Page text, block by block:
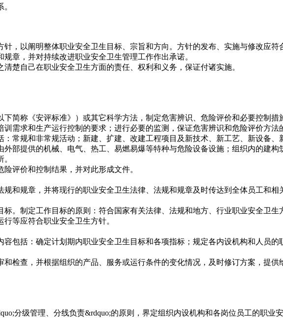
，以阐明整体职业安全卫生目标、宗旨和方向。方针的发布、实施与修改应符
章，并对持续改进职业安全卫生管理工作作出承诺。
楚自己在职业安全卫生方面的责任、权利和义务，保证付诸实施。
简称《安评标准》）或其它科学方法，制定危害辨识、危险评价和必要控制
需求和生产运行控制的要求；进行必要的监测，保证危害辨识和危险评价方法
常规和非常规活动；新建、扩建、改建工程项目及新技术、新工艺、新设备
部提供的机械、电气、热工、易燃易爆等特种与危险设备设施；组织内的建
评价和控制结果，并对此形成文件。
和规章，并将现行的职业安全卫生法律、法规和规章及时传达到全体员工和相
。制定工作目标的原则：符合国家有关法律、法规和地方、行业职业安全卫
等应符合职业安全卫生方针。
包括：确定计划期内职业安全卫生目标和各项指标；规定各内设机构和人员
检查，并根据组织的产品、服务或运行条件的变化情况，及时修订方案，提供
分级管理、分线负责&rdquo;的原则，界定组织内设机构和各岗位员工的职业